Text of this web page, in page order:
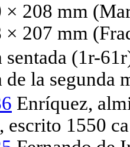
× 208 mm
207 mm
sentada (1r-
de la
Enríquez,
escrito 1550